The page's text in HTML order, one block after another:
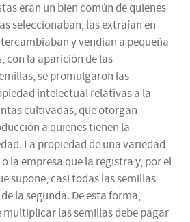
eran un bien común de quienes
seleccionaban, las extraían en
y vendían a pequeña
con la aparición de las
se promulgaron las
intelectual relativas a la
cultivadas, que otorgan
a quienes tienen la
La propiedad de una variedad
la empresa que la registra y, por el
supone, casi todas las semillas
la segunda. De esta forma,
multiplicar las semillas debe pagar